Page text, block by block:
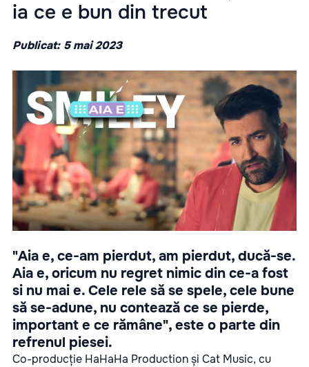
ia ce e bun din trecut
Publicat: 5 mai 2023
"Aia e, ce-am pierdut, am pierdut, ducă-se.
Aia e, oricum nu regret nimic din ce-a fost
si nu mai e. Cele rele să se spele, cele bune
să se-adune, nu contează ce se pierde,
important e ce rămâne", este o parte din
refrenul piesei.
Co-producție HaHaHa Production și Cat Music, cu